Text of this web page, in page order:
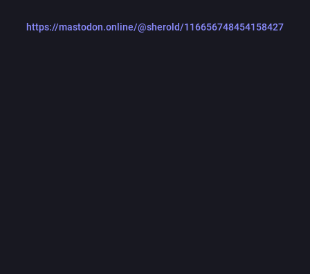
https://mastodon.online/@sherold/116656748454158427